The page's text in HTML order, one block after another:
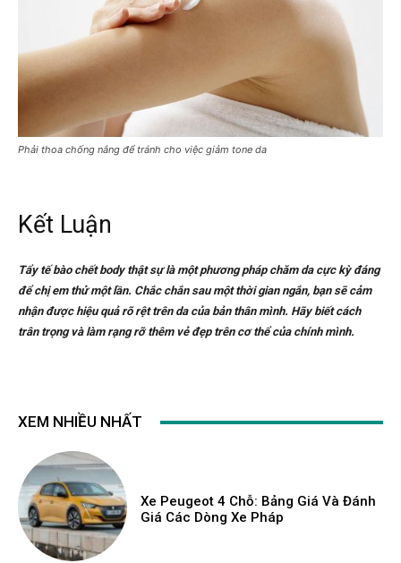
Phải thoa chống nắng để tránh cho việc giảm tone da
Kết Luận
Tẩy tế bào chết body thật sự là một phương pháp chăm da cực kỳ đáng
để chị em thử một lần. Chắc chắn sau một thời gian ngắn, bạn sẽ cảm
nhận được hiệu quả rõ rệt trên da của bản thân mình. Hãy biết cách
trân trọng và làm rạng rỡ thêm vẻ đẹp trên cơ thể của chính mình.
XEM NHIỀU NHẤT
Xe Peugeot 4 Chỗ: Bảng Giá Và Đánh
Giá Các Dòng Xe Pháp